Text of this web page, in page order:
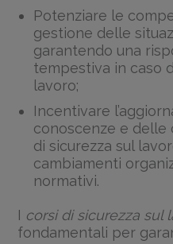
Potenziare le
gestione delle
garantendo una
tempestiva in caso
lavoro;
Incentivare
conoscenze e delle
di sicurezza sul
cambiamenti
normativi.
I corsi di sicurezza sul
fondamentali per